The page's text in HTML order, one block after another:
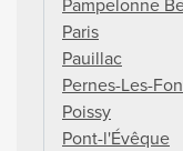
Paris
Pauillac
Pernes-Les-
Poissy
Pont-l'Évêque